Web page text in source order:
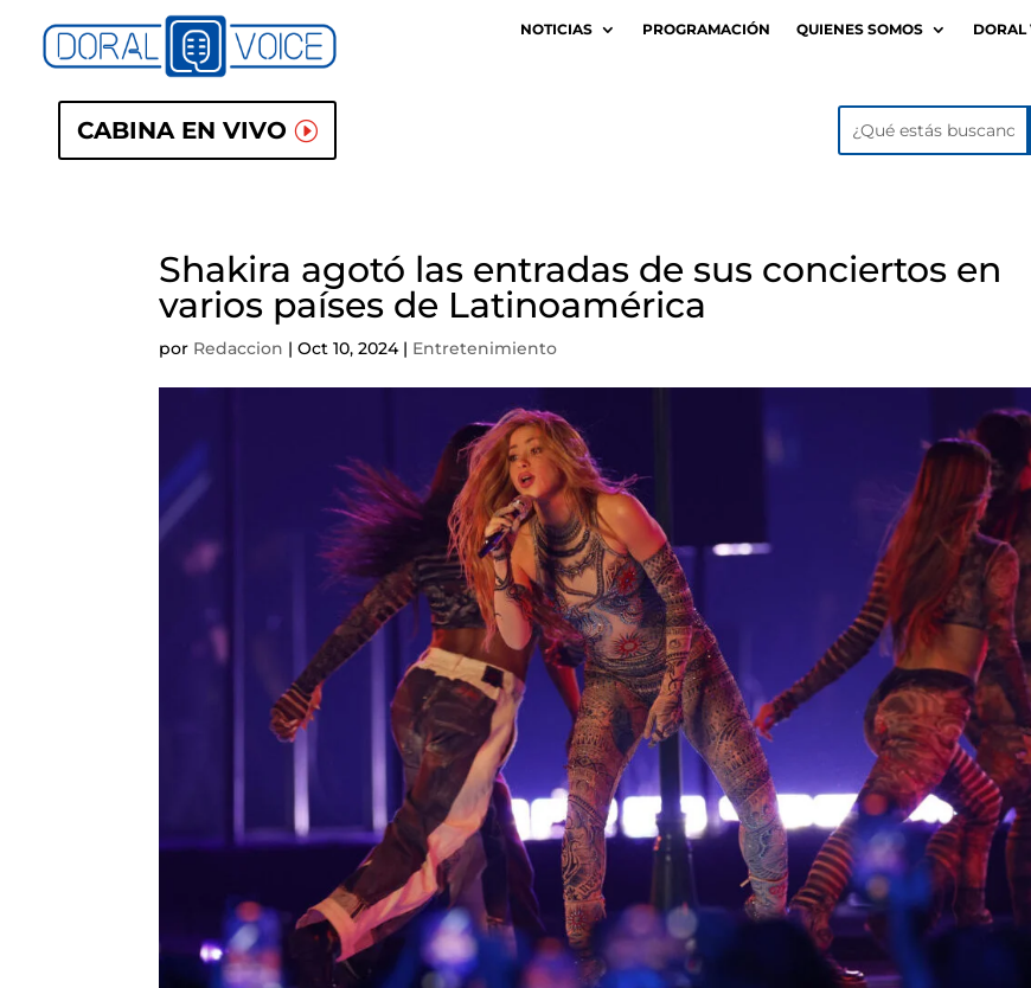
NOTICIAS PROGRAMACIÓN QUIENES SOMOS DORAL
CABINA EN VIVO
Shakira agotó las entradas de sus conciertos en
varios países de Latinoamérica
por Redaccion |Oct 10, 2024| Entretenimiento